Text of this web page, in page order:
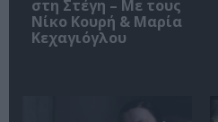
στη Στέγη – Με τους
Νίκο Κουρή & Μαρία
Κεχαγιόγλου